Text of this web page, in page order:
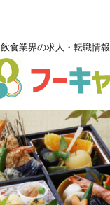
飲食業界の求人・転職情報